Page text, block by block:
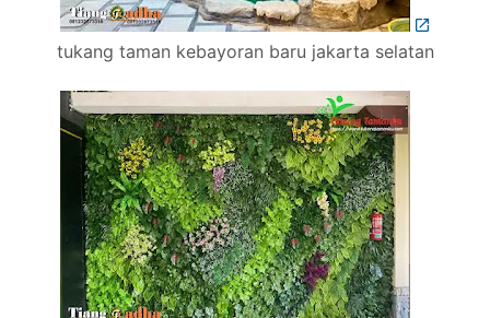
tukang taman kebayoran baru jakarta selatan